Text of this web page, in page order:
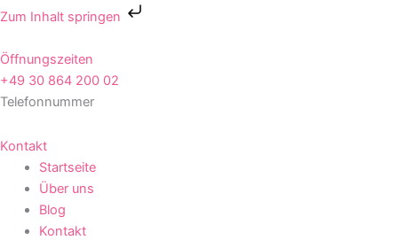
Zum Inhalt springen
Zum
springen
Öffnungszeiten
+49 30 864 200 02
Telefonnummer
Kontakt
Startseite
Über uns
Blog
Kontakt